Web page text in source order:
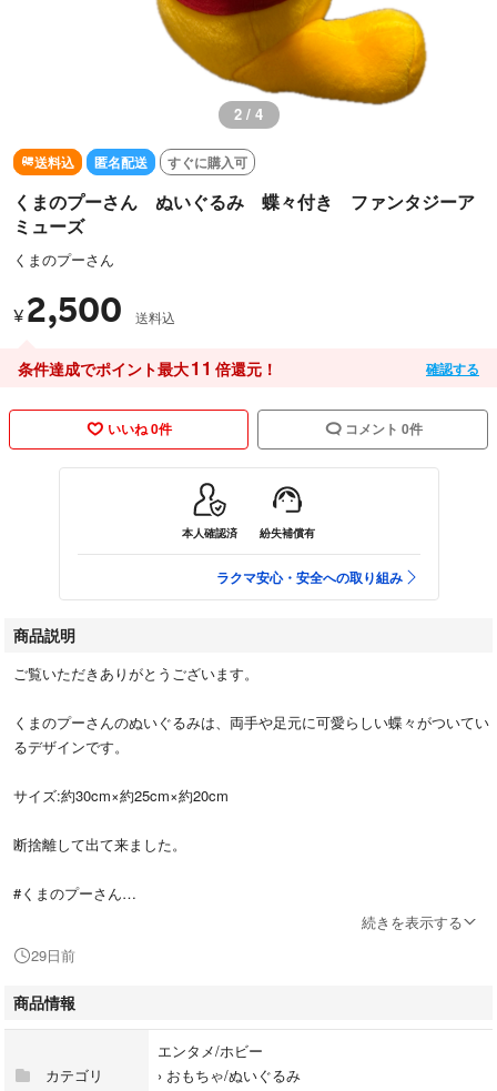
3 / 4
送料込 匿名配送 すぐに購入可
くまのプーさん ぬいぐるみ 蝶々付き ファンタジーア
ミューズ
くまのプーさん
¥ 2,500 送料込
条件達成でポイント最大11 倍還元！ 確認する
いいね 0件 コメント 0件
本人確認済 紛失補償有
ラクマ安心・安全への取り組み
商品説明
ご覧いただきありがとうございます。
くまのプーさんのぬいぐるみは、両手や足元に可愛らしい蝶々がついてい
るデザインです。
サイズ:約30cm×約25cm×約20cm
断捨離して出て来ました。
#くまのプーさん
#の
続きを表示する
29日前
商品情報
カテゴリ
エンタメ/ホビー
› おもちゃ/ぬいぐるみ